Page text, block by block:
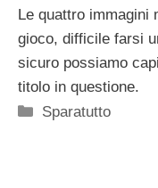
Le quattro immagini
gioco, difficile farsi
sicuro possiamo
titolo in questione.
Categorie
Sparatutto